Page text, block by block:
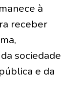
à
receber
sociedade
e da